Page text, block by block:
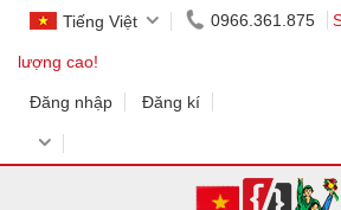
Tiếng Việt 0966.361.875
lượng cao!
Đăng nhập Đăng kí